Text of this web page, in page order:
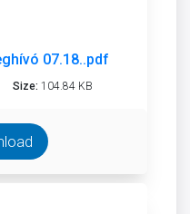
07.18..pdf
Size: 104.84 KB